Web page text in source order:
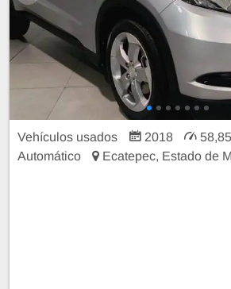
Vehículos usados 2018
Automático
Ecatepec, Estado de